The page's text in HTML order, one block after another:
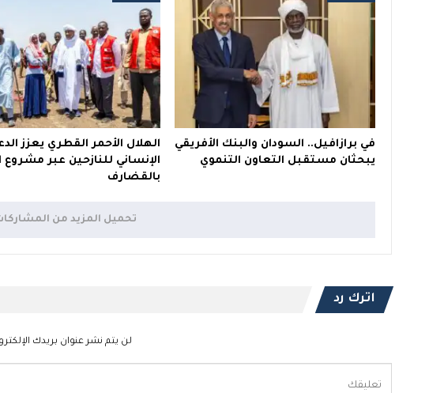
في برازافيل.. السودان والبنك الأفريقي
يبحثان مستقبل التعاون التنموي
الهلال الأحمر القطري يعزز
الإنساني للنازحين عبر مشروع
بالقضارف
تحميل المزيد من
اترك رد
لن يتم نشر عنوان بريدك